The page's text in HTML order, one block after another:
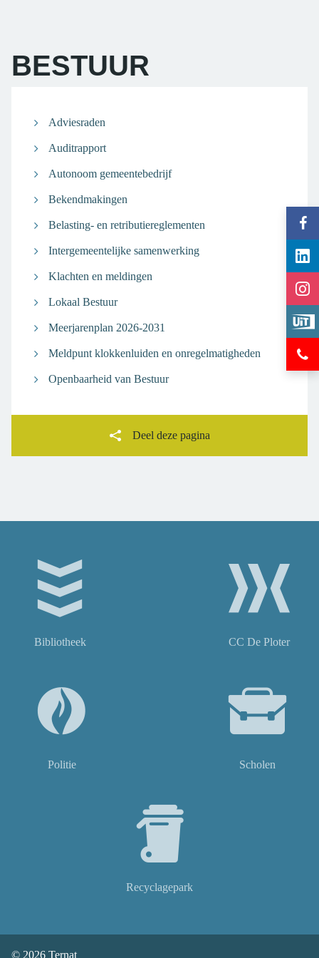
op
op
op
BESTUUR
OF
BENT
U
OP
ZOEK
NAAR...
Adviesraden
Auditrapport
Autonoom gemeentebedrijf
Bekendmakingen
Belasting- en retributiereglementen
Intergemeentelijke samenwerking
Klachten en meldingen
Lokaal Bestuur
Meerjarenplan 2026-2031
Meldpunt klokkenluiden en onregelmatigheden
Openbaarheid van Bestuur
Deel deze pagina
FacebookTwitter
Bibliotheek CC De Ploter
Politie Scholen
Recyclagepark
© 2026 Ternat